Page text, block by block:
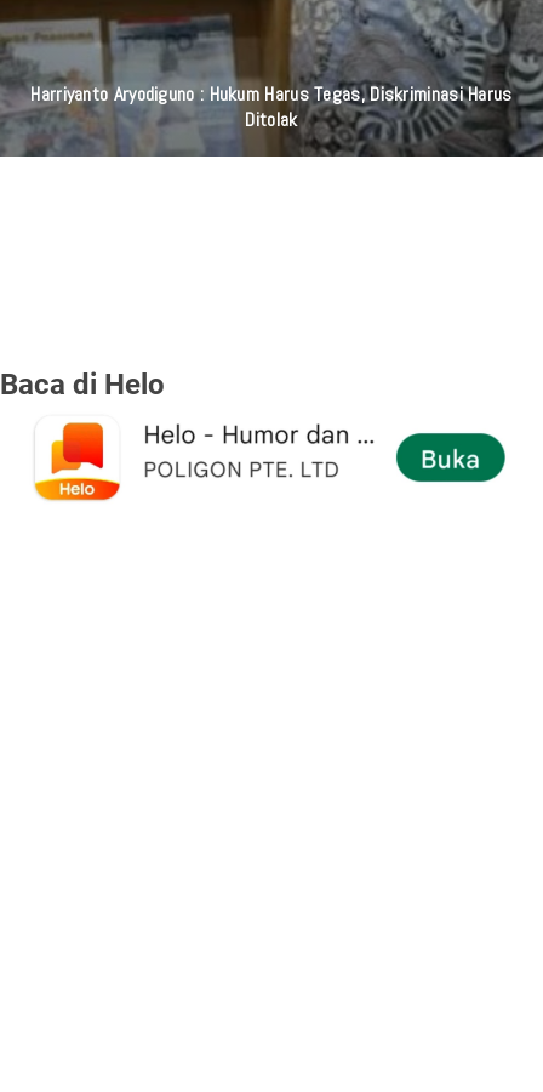
Harriyanto Aryodiguno : Hukum Harus Tegas, Diskriminasi Harus
Ditolak
Baca di Helo